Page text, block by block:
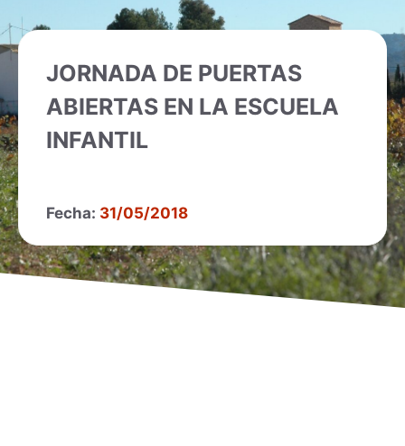
JORNADA DE PUERTAS
ABIERTAS EN LA ESCUELA
INFANTIL
Fecha: 31/05/2018